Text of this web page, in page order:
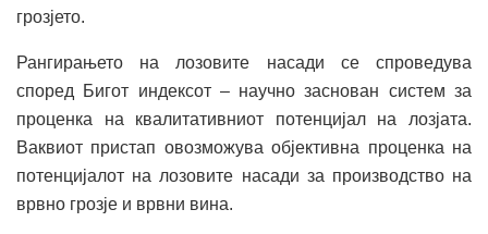
грозјето.
Рангирањето на лозовите насади се спроведува
според Бигот индексот – научно заснован систем за
проценка на квалитативниот потенцијал на лозјата.
Ваквиот пристап овозможува објективна проценка на
потенцијалот на лозовите насади за производство на
врвно грозје и врвни вина.